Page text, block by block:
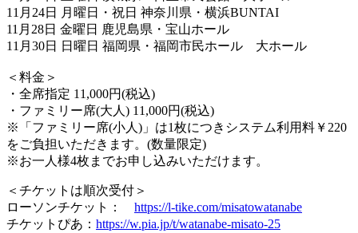
11月24日 月曜日・祝日 神奈川県・横浜BUNTAI
11月28日 金曜日 鹿児島県・宝山ホール
11月30日 日曜日 福岡県・福岡市民ホール 大ホール
＜料金＞
・全席指定 11,000円(税込)
・ファミリー席(大人) 11,000円(税込)
※「ファミリー席(小人)」は1枚につきシステム利用料￥220
をご負担いただきます。(数量限定)
※お一人様4枚までお申し込みいただけます。
＜チケットは順次受付＞
ローソンチケット： https://l-tike.com/misatowatanabe
チケットぴあ： https://w.pia.jp/t/watanabe-misato-25